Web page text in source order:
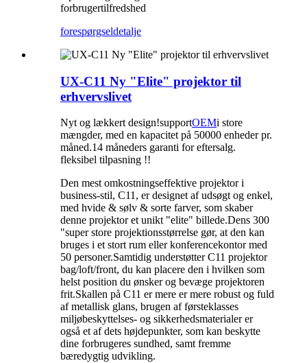
forbrugertilfredshed
forespørgseldetalje
UX-C11 Ny "Elite" projektor til
erhvervslivet
Nyt og lækkert design!supportOEMi store
mængder, med en kapacitet på 50000 enheder pr.
måned.14 måneders garanti for eftersalg.
fleksibel tilpasning !!
Den mest omkostningseffektive projektor i
business-stil, C11, er designet af udsøgt og enkel,
med hvide & sølv & sorte farver, som skaber
denne projektor et unikt "elite" billede.Dens 300
"super store projektionsstørrelse gør, at den kan
bruges i et stort rum eller konferencekontor med
50 personer.Samtidig understøtter C11 projektor
bag/loft/front, du kan placere den i hvilken som
helst position du ønsker og bevæge projektoren
frit.Skallen på C11 er mere er mere robust og fuld
af metallisk glans, brugen af ​​førsteklasses
miljøbeskyttelses- og sikkerhedsmaterialer er
også et af dets højdepunkter, som kan beskytte
dine forbrugeres sundhed, samt fremme
bæredygtig udvikling.